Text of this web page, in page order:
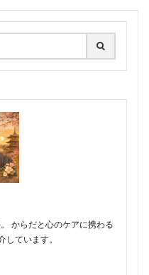
からだと心のケアに携わる
しています。